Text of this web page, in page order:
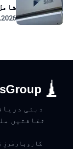
2026. 07. 17
دبئی
ثقافتیں
کاروبار طرزِ